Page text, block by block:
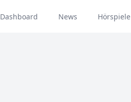
Dashboard News Hörspiele